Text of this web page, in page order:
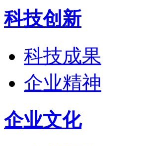
科技创新
科技成果
企业精神
企业文化